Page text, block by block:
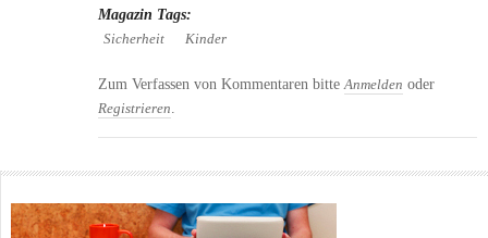
Magazin Tags:
Sicherheit Kinder
Zum Verfassen von Kommentaren bitte Anmelden oder
Registrieren